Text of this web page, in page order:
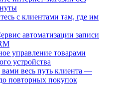
с клиентами там, где им
автоматизации записи
управление товарами
устройства
весь путь клиента —
повторных покупок